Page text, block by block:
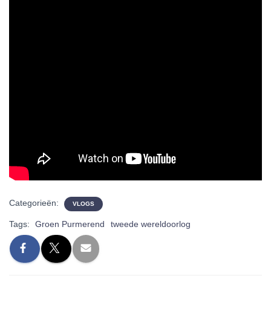
Categorieën: VLOGS
Tags: Groen Purmerend tweede wereldoorlog